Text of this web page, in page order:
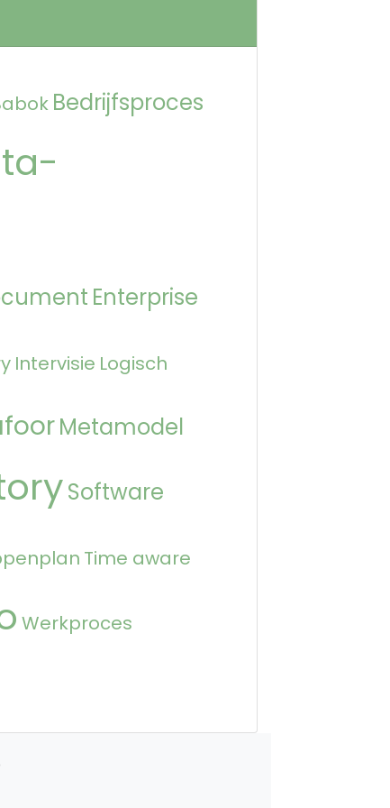
Bedrijfsproces
Enterprise
Intervisie Logisch
Metamodel
Software
Time aware
Werkproces